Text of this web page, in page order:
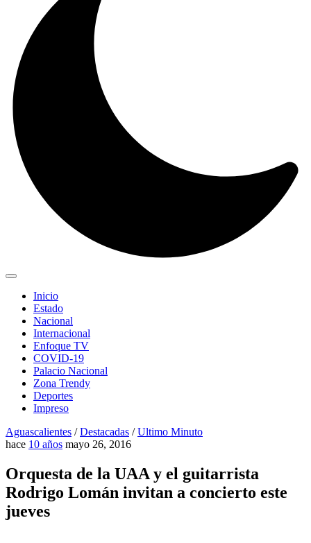
Inicio
Estado
Nacional
Internacional
Enfoque TV
COVID-19
Palacio Nacional
Zona Trendy
Deportes
Impreso
Aguascalientes /Destacadas /Ultimo Minuto
hace 10 años mayo 26, 2016
Orquesta de la UAA y el guitarrista
Rodrigo Lomán invitan a concierto este
jueves